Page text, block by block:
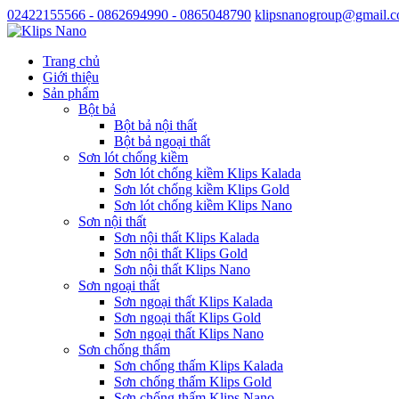
02422155566 - 0862694990 - 0865048790
Trang chủ
Giới thiệu
Sản phẩm
Bột bả
Bột bả nội thất
Bột bả ngoại thất
Sơn lót chống kiềm
Sơn lót chống kiềm Klips Kalada
Sơn lót chống kiềm Klips Gold
Sơn lót chống kiềm Klips Nano
Sơn nội thất
Sơn nội thất Klips Kalada
Sơn nội thất Klips Gold
Sơn nội thất Klips Nano
Sơn ngoại thất
Sơn ngoại thất Klips Kalada
Sơn ngoại thất Klips Gold
Sơn ngoại thất Klips Nano
Sơn chống thấm
Sơn chống thấm Klips Kalada
Sơn chống thấm Klips Gold